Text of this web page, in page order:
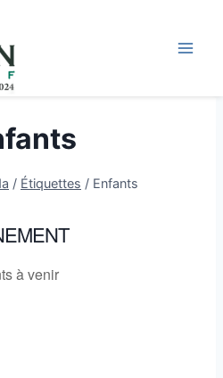
/ Étiquettes / Enfants
à venir